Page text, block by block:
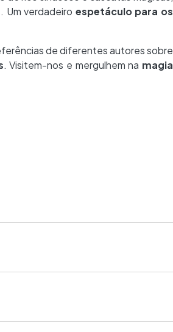
Um verdadeiro espetáculo para os
de diferentes autores sobre
. Visitem-nos e mergulhem na magia